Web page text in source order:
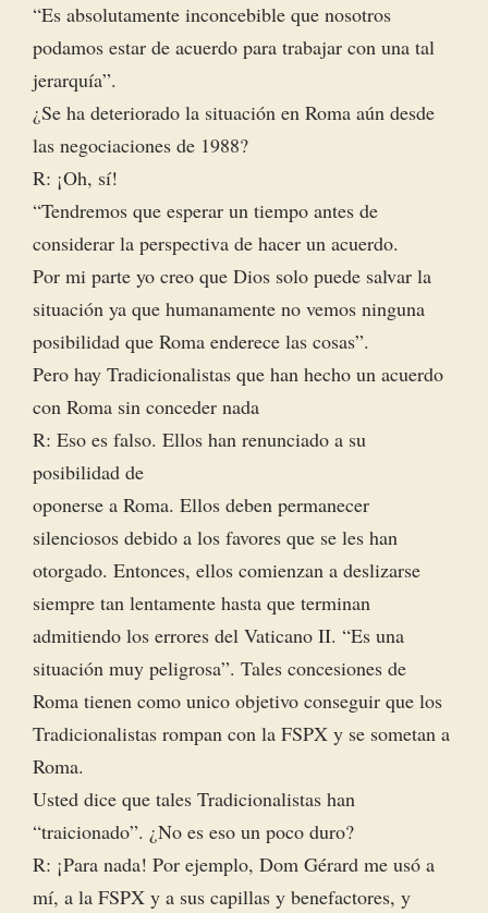
“Es absolutamente inconcebible que nosotros
podamos estar de acuerdo para trabajar con una tal
jerarquía”.
¿Se ha deteriorado la situación en Roma aún desde
las negociaciones de 1988?
R: ¡Oh, sí!
“Tendremos que esperar un tiempo antes de
considerar la perspectiva de hacer un acuerdo.
Por mi parte yo creo que Dios solo puede salvar la
situación ya que humanamente no vemos ninguna
posibilidad que Roma enderece las cosas”.
Pero hay Tradicionalistas que han hecho un acuerdo
con Roma sin conceder nada
R: Eso es falso. Ellos han renunciado a su
posibilidad de
oponerse a Roma. Ellos deben permanecer
silenciosos debido a los favores que se les han
otorgado. Entonces, ellos comienzan a deslizarse
siempre tan lentamente hasta que terminan
admitiendo los errores del Vaticano II. “Es una
situación muy peligrosa”. Tales concesiones de
Roma tienen como unico objetivo conseguir que los
Tradicionalistas rompan con la FSPX y se sometan a
Roma.
Usted dice que tales Tradicionalistas han
“traicionado”. ¿No es eso un poco duro?
R: ¡Para nada! Por ejemplo, Dom Gérard me usó a
mí, a la FSPX y a sus capillas y benefactores, y